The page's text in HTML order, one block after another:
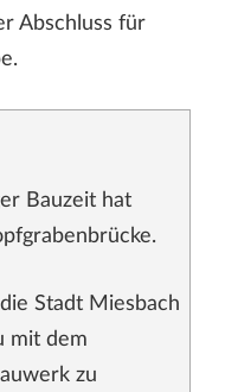
Abschluss für
Bauzeit hat
Stadt Miesbach
mit dem
zu